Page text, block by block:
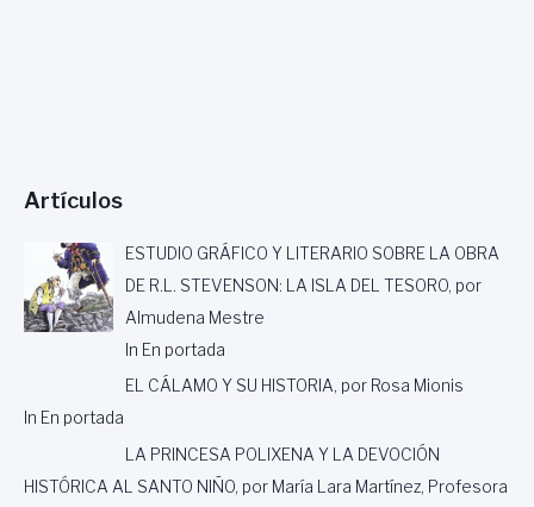
Artículos
ESTUDIO GRÁFICO Y LITERARIO SOBRE LA OBRA
DE R.L. STEVENSON: LA ISLA DEL TESORO, por
Almudena Mestre
In En portada
EL CÁLAMO Y SU HISTORIA, por Rosa Mionis
In En portada
LA PRINCESA POLIXENA Y LA DEVOCIÓN
HISTÓRICA AL SANTO NIÑO, por María Lara Martínez, Profesora